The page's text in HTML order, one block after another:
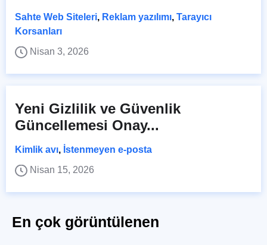
Sahte Web Siteleri, Reklam yazılımı, Tarayıcı
Korsanları
Nisan 3, 2026
Yeni Gizlilik ve Güvenlik
Güncellemesi Onay...
Kimlik avı, İstenmeyen e-posta
Nisan 15, 2026
En çok görüntülenen